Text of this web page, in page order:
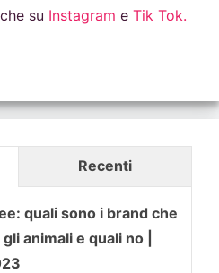
su Instagram e Tik Tok.
Recenti
quali sono i brand che
animali e quali no |